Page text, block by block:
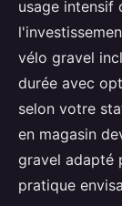
usage intensif
vélo gravel
durée avec
selon votre
en magasin
gravel adapté
pratique